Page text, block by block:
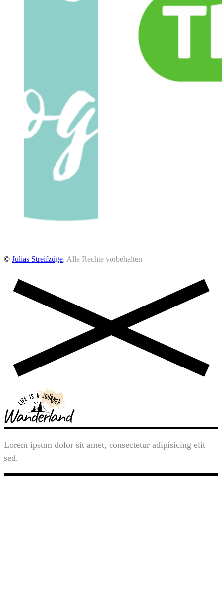
© Julias Streifzüge, Alle Rechte vorbehalten
Lorem ipsum dolor sit amet, consectetur adipisicing elit
sed.